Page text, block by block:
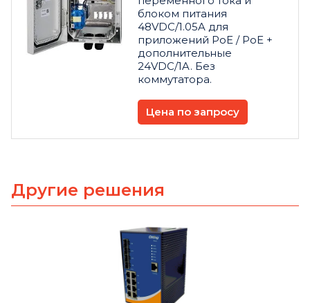
блоком питания
48VDC/1.05A для
приложений PoE / PoE +
дополнительные
24VDC/1A. Без
коммутатора.
Цена по запросу
Другие решения